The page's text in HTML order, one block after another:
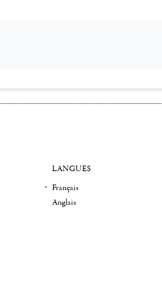
LANGUES
Français
Anglais